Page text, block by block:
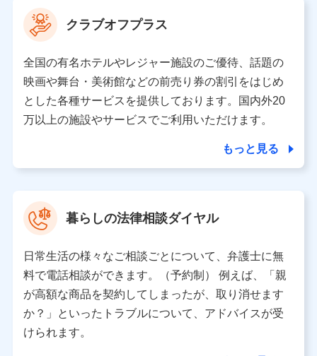
上記に係る案内・手続き・管理等付帯業務を行うため
【当該個人データの管理について責任を有する者の名称・住
所・代表者名】
当該個人データを取り扱う各共同利用者（詳細は次のとお
り）
東京都千代田区永田町2丁目11番1号 山王パークタワー
株式会社NTTドコモ 代表取締役社長 前田 義晃
東京都中央区日本橋人形町2-14-10 アーバンネット日本橋
ビル 3F
※ 当社および株式会社NTTドコモは、お客さまの情報を利
データ憲章」に定める行動原則を順守します 。
※ パーソナルデータダッシュボードの「第三者提供の管
理」の設定状態にかかわらず、共同利用する場合がありま
※ dポイントクラブ会員ではないお客さま（2019年12月11
日以降、一度もdポイントクラブ会員であったことがないお
クラブオフプラス
全国の有名ホテルやレジャー施設のご優待、話題の
映画や舞台・美術館などの前売り券の割引をはじめ
とした各種サービスを提供しております。国内外20
万以上の施設やサービスでご利用いただけます。
もっと見る
暮らしの法律相談ダイヤル
日常生活の様々なご相談ごとについて、弁護士に無
料で電話相談ができます。（予約制） 例えば、「親
が高額な商品を契約してしまったが、取り消せます
か？」といったトラブルについて、アドバイスが受
けられます。